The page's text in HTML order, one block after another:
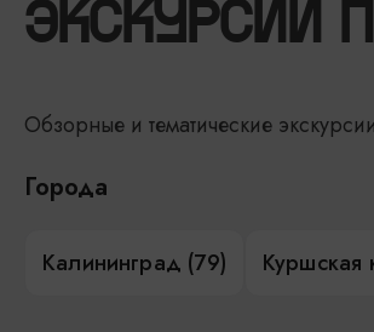
ЭКСКУРСИИ
Обзорные и тематические
Города
Калининград (79) Куршская